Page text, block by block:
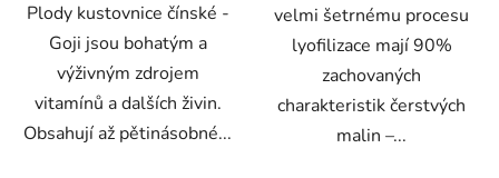
Plody kustovnice čínské -
Goji jsou bohatým a
výživným zdrojem
vitamínů a dalších živin.
Obsahují až pětinásobné...
velmi šetrnému procesu
lyofilizace mají 90%
zachovaných
charakteristik čerstvých
malin –...